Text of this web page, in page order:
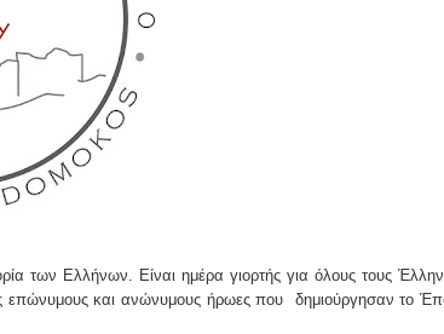
Ιδεών - Hackathon που διοργανώνει η
στους τομείς της περιβαλλοντικής
αλλαγής
«ΛΕΙΤΟΥΡΓΙΑ ΒΙΟΚΑ ΧΥΤΑ
των Ελλήνων. Είναι ημέρα γιορτής για όλους τους
επώνυμους και ανώνυμους ήρωες που
δημιούργησαν το